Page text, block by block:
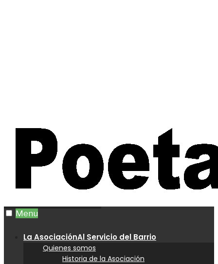
Menu
La AsociaciónAl Servicio del Barrio
Quienes somos
Historia de la Asociación